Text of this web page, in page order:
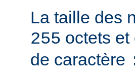
La taille des
255 octets
de caractère